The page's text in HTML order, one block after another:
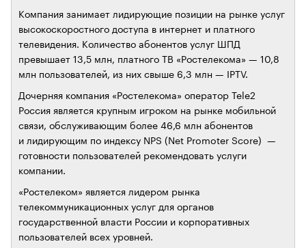
Компания занимает лидирующие позиции на рынке услуг
высокоскоростного доступа в интернет и платного
телевидения. Количество абонентов услуг ШПД
превышает 13,5 млн, платного ТВ «Ростелекома» — 10,8
млн пользователей, из них свыше 6,3 млн — IPTV.
Дочерняя компания «Ростелекома» оператор Tele2
Россия является крупным игроком на рынке мобильной
связи, обслуживающим более 46,6 млн абонентов
и лидирующим по индексу NPS (Net Promoter Score) —
готовности пользователей рекомендовать услуги
компании.
«Ростелеком» является лидером рынка
телекоммуникационных услуг для органов
государственной власти России и корпоративных
пользователей всех уровней.